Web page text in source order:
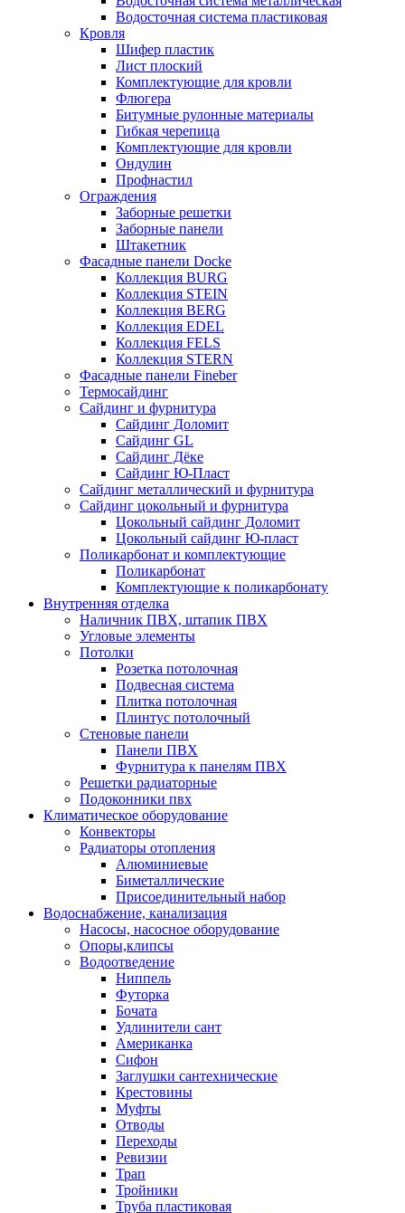
Водосточная система пластиковая
Кровля
Шифер пластик
Лист плоский
Комплектующие для кровли
Флюгера
Битумные рулонные материалы
Гибкая черепица
Комплектующие для кровли
Ондулин
Профнастил
Ограждения
Заборные решетки
Заборные панели
Штакетник
Фасадные панели Docke
Коллекция BURG
Коллекция STEIN
Коллекция BERG
Коллекция EDEL
Коллекция FELS
Коллекция STERN
Фасадные панели Fineber
Термосайдинг
Сайдинг и фурнитура
Сайдинг Доломит
Сайдинг GL
Сайдинг Дёке
Сайдинг Ю-Пласт
Сайдинг металлический и фурнитура
Сайдинг цокольный и фурнитура
Цокольный сайдинг Доломит
Цокольный сайдинг Ю-пласт
Поликарбонат и комплектующие
Поликарбонат
Комплектующие к поликарбонату
Внутренняя отделка
Наличник ПВХ, штапик ПВХ
Угловые элементы
Потолки
Розетка потолочная
Подвесная система
Плитка потолочная
Плинтус потолочный
Стеновые панели
Панели ПВХ
Фурнитура к панелям ПВХ
Решетки радиаторные
Подоконники пвх
Климатическое оборудование
Конвекторы
Радиаторы отопления
Алюминиевые
Биметаллические
Присоединительный набор
Водоснабжение, канализация
Насосы, насосное оборудование
Опоры,клипсы
Водоотведение
Ниппель
Футорка
Бочата
Удлинители сант
Американка
Сифон
Заглушки сантехнические
Крестовины
Муфты
Отводы
Переходы
Ревизии
Трап
Тройники
Труба пластиковая